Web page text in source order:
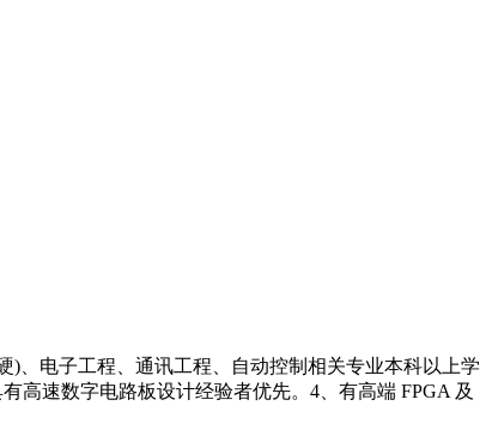
)、电子工程、通讯工程、自动控制相关专业本科以上学
高速数字电路板设计经验者优先。4、有高端 FPGA 及